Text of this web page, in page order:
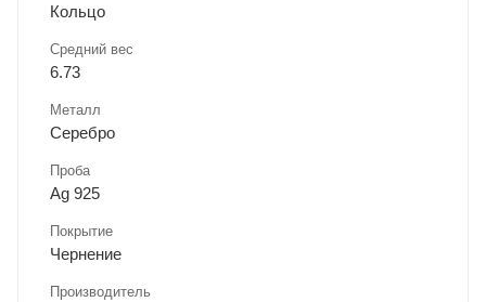
Кольцо
Средний вес
6.73
Металл
Серебро
Проба
Ag 925
Покрытие
Чернение
Производитель